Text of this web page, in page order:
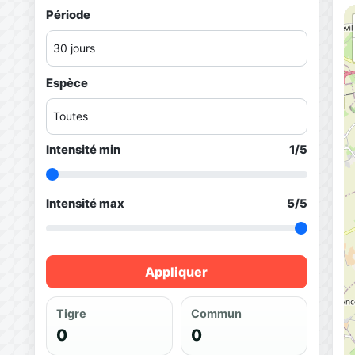
Période
Espèce
Intensité min 1/5
Intensité max 5/5
Appliquer
Tigre
0
Commun
0